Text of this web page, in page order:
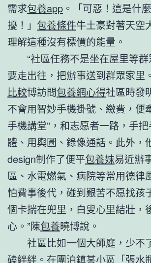
需求包養app 。「可惡！這是什
擾！」 包養條件牛土豪對著天空
理解這種沒有標價的能量。
“社區任務不是坐在屋里等
要走出往，把辦事送到群眾家里
比較博訪問包養網心得社區時發
不會用智妙手機掛號、繳費，便
手機講堂”，和志愿者一路，手
體、用輿圖、錄像通話。此外，
design制作了便平包養妹易近辦
區、水電燃氣、病院等常用德律
怕費事後代，碰到艱苦不愿找孩
個卡揣在兜里，白叟心里結壯，
心。”陳包養曉博說。
社區比如一個大師庭，少不
磕絆絆。在團泊鎮某小區「張水